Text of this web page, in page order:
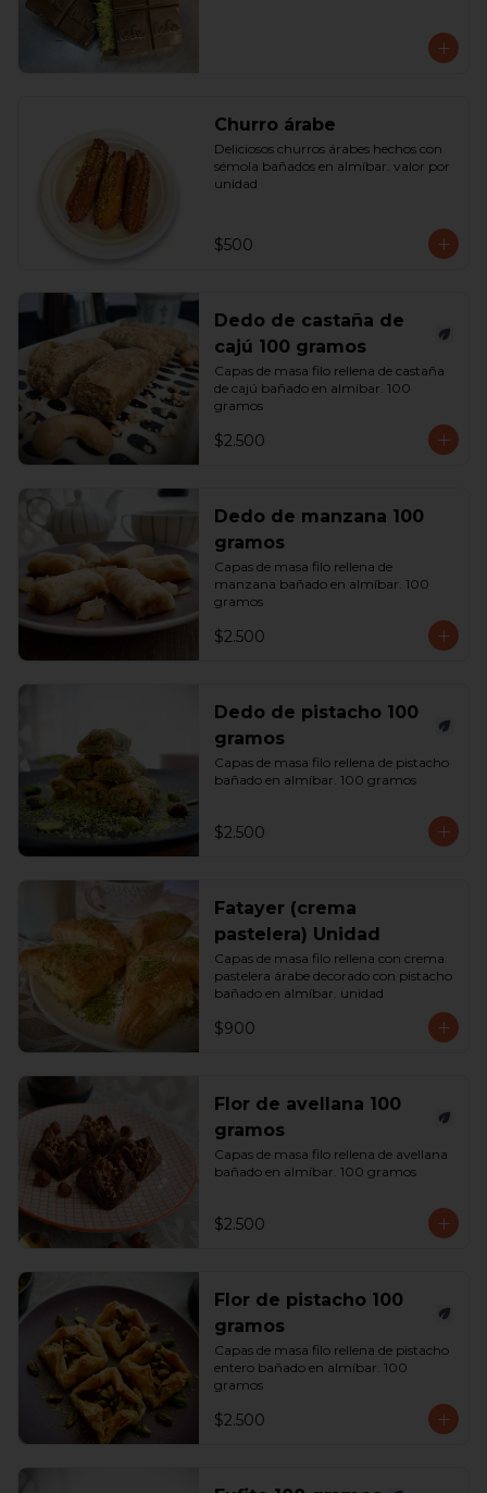
Churro árabe
Deliciosos churros árabes hechos con
sémola bañados en almíbar. valor por
unidad
$500
Dedo de castaña de
cajú 100 gramos
Capas de masa filo rellena de castaña
de cajú bañado en almíbar. 100
gramos
$2.500
Dedo de manzana 100
gramos
Capas de masa filo rellena de
manzana bañado en almíbar. 100
gramos
$2.500
Dedo de pistacho 100
gramos
Capas de masa filo rellena de pistacho
bañado en almíbar. 100 gramos
$2.500
Fatayer (crema
pastelera) Unidad
Capas de masa filo rellena con crema
pastelera árabe decorado con pistacho
bañado en almíbar. unidad
$900
Flor de avellana 100
gramos
Capas de masa filo rellena de avellana
bañado en almíbar. 100 gramos
$2.500
Flor de pistacho 100
gramos
Capas de masa filo rellena de pistacho
entero bañado en almíbar. 100
gramos
$2.500